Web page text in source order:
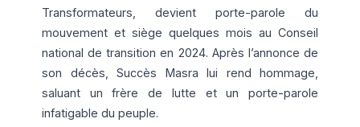
Transformateurs, devient porte-parole du
mouvement et siège quelques mois au Conseil
national de transition en 2024. Après l’annonce de
son décès, Succès Masra lui rend hommage,
saluant un frère de lutte et un porte-parole
infatigable du peuple.